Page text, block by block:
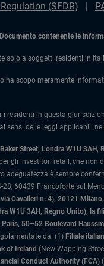
(SFDR)
contenente le
solo a soggetti residenti in
ha scopo meramente
i residenti in questa
sensi delle leggi applicabili
Street, Londra W1U 3AH,
gli investitori retail, che
adeguatezza è sempre
28, 60439 Francoforte sul
Cavalieri n. 4), 20121
W1U 3AH, Regno Unito), la
50–52 Boulevard
da: (1) Filiale
of Ireland (New Wapping
Conduct Authority (FCA)